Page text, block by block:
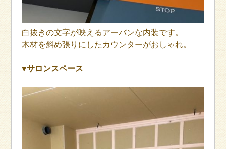
白抜きの文字が映えるアーバンな内装です。
木材を斜め張りにしたカウンターがおしゃれ。
▼サロンスペース